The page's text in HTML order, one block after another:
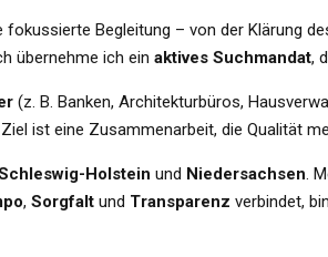
fokussierte Begleitung – von der Klärung
übernehme ich ein aktives Suchmandat,
(z. B. Banken, Architekturbüros,
ist eine Zusammenarbeit, die Qualität
Holstein und Niedersachsen.
, Sorgfalt und Transparenz verbindet,